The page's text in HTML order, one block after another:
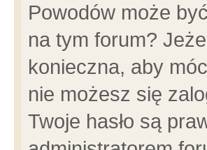
Powodów może
na tym forum?
konieczna, aby
nie możesz się
Twoje hasło są